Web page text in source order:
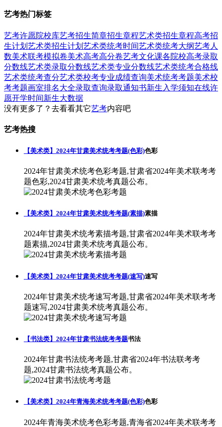
艺考热门标签
艺考许愿院校库艺考招生简章招生章程艺术类招生章程高考招
生计划 艺术类招生计划 艺术类统考时间艺术类统考大纲艺考人
数美术联考模拟卷美术高考高分卷艺考文化课各院校高考录取
分数线艺术类录取分数线艺术类专业分数线艺术类统考合格线
艺术类统考查分艺术类校考专业成绩查询美术统考考题美术校
考考题画室排名大全录取查询录取通知书新生入学须知在线许
愿开学时间新生大数据
没有更多了？去看看其它艺考内容吧
艺考热搜
【美术类】2024年甘肃美术统考考题(色彩)色彩
2024年甘肃美术统考色彩考题,甘肃省2024年美术联考考
题色彩,2024甘肃美术统考真题公布。
【美术类】2024年甘肃美术统考考题(素描)素描
2024年甘肃美术统考素描考题,甘肃省2024年美术联考考
题素描,2024甘肃美术统考真题公布。
【美术类】2024年甘肃美术统考考题(速写)速写
2024年甘肃美术统考速写考题,甘肃省2024年美术联考考
题速写,2024甘肃美术统考真题公布。
【书法类】2024年甘肃书法统考考题书法
2024年甘肃书法统考考题,甘肃省2024年书法联考考
题,2024甘肃书法统考真题公布。
【美术类】2024年青海美术统考考题(色彩)色彩
2024年青海美术统考色彩考题,青海省2024年美术联考考